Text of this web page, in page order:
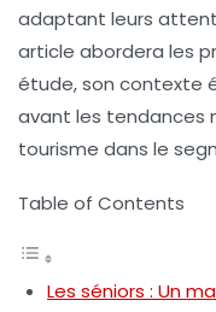
adaptant leurs
article abordera les
étude, son contexte
avant les tendances
tourisme dans le
Table of Contents
Les séniors : Un